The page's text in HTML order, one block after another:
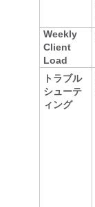
Weekly
Client
Load
トラブル
シューテ
ィング